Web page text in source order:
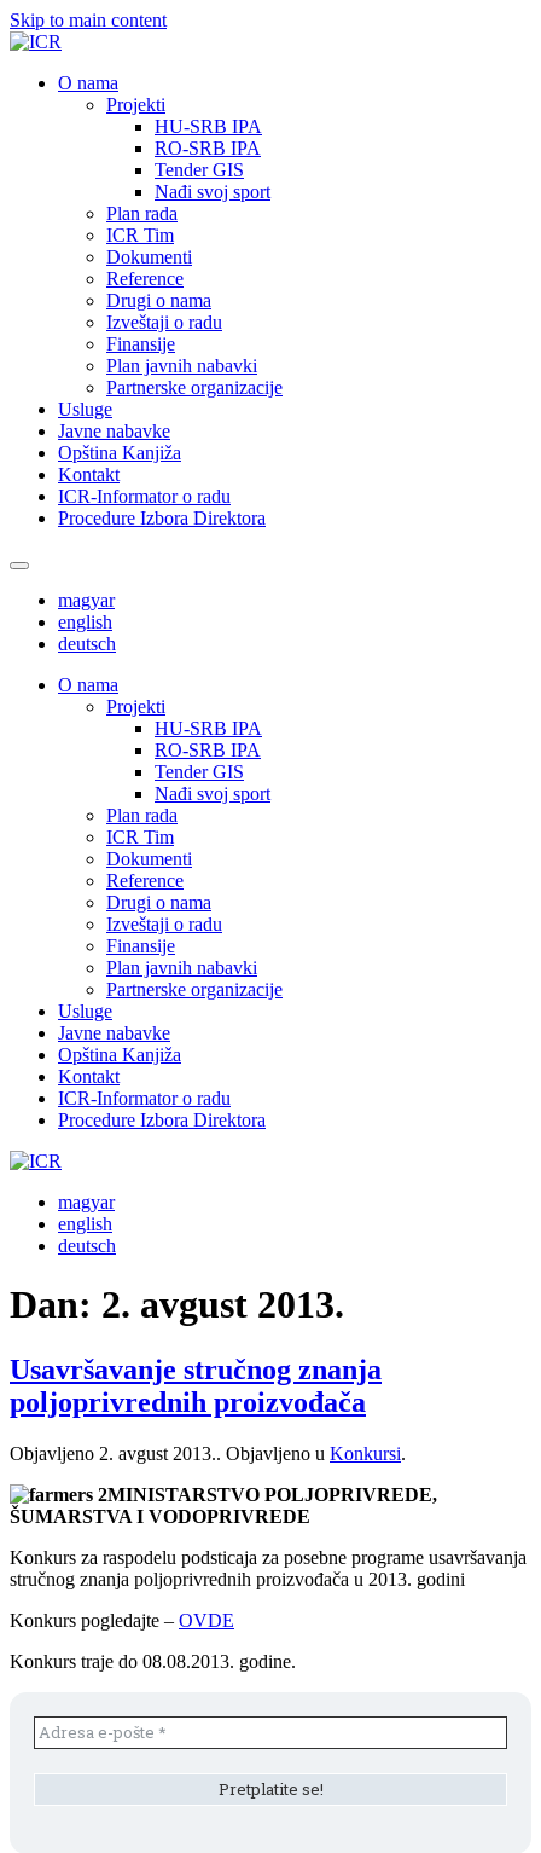
Skip to main content
О nama
Projekti
HU-SRB IPA
RO-SRB IPA
Tender GIS
Nađi svoj sport
Plan rada
ICR Tim
Dokumenti
Reference
Drugi o nama
Izveštaji o radu
Finansije
Plan javnih nabavki
Partnerske organizacije
Usluge
Javne nabavke
Opština Kanjiža
Kontakt
ICR-Informator o radu
Procedure Izbora Direktora
magyar
english
deutsch
О nama
Projekti
HU-SRB IPA
RO-SRB IPA
Tender GIS
Nađi svoj sport
Plan rada
ICR Tim
Dokumenti
Reference
Drugi o nama
Izveštaji o radu
Finansije
Plan javnih nabavki
Partnerske organizacije
Usluge
Javne nabavke
Opština Kanjiža
Kontakt
ICR-Informator o radu
Procedure Izbora Direktora
magyar
english
deutsch
Dan: 2. avgust 2013.
Usavršavanje stručnog znanja
poljoprivrednih proizvođača
Objavljeno 2. avgust 2013.. Objavljeno u Konkursi.
MINISTARSTVO POLJOPRIVREDE,
ŠUMARSTVA I VODOPRIVREDE
Konkurs za raspodelu podsticaja za posebne programe usavršavanja
stručnog znanja poljoprivrednih proizvođača u 2013. godini
Konkurs pogledajte – OVDE
Konkurs traje do 08.08.2013. godine.